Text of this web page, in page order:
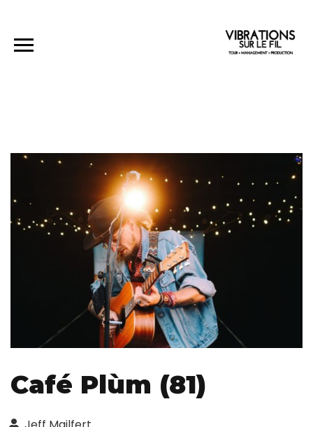
Café Plùm (81)